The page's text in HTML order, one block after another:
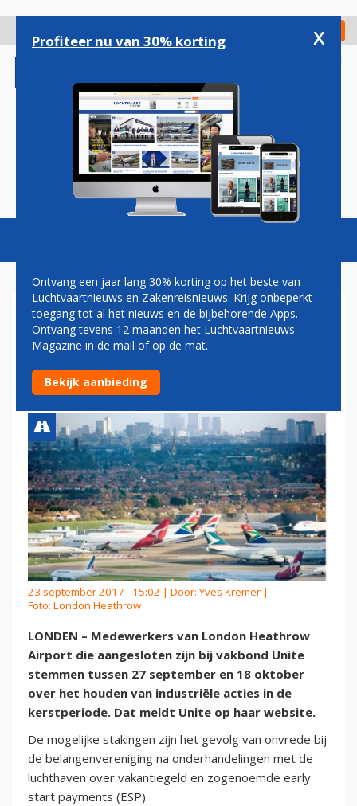
gaan
Check in
Magazine Podcasts Vacatures
MEDEWERKERS LONDON
HEATHROW STEMMEN OVER
KERSTSTAKING
23 september 2017 - 15:02 | Door:Yves Kremer |
Foto: London Heathrow
LONDEN – Medewerkers van London Heathrow
Airport die aangesloten zijn bij vakbond Unite
stemmen tussen 27 september en 18 oktober
over het houden van industriële acties in de
kerstperiode. Dat meldt Unite op haar website.
De mogelijke stakingen zijn het gevolg van onvrede bij
de belangenvereniging na onderhandelingen met de
luchthaven over vakantiegeld en zogenoemde early
start payments (ESP).
Profiteer nu van 30% korting x
Ontvang een jaar lang 30% korting op het beste van
Luchtvaartnieuws en Zakenreisnieuws. Krijg onbeperkt
toegang tot al het nieuws en de bijbehorende Apps.
Ontvang tevens 12 maanden het Luchtvaartnieuws
Magazine in de mail of op de mat.
Bekijk aanbieding